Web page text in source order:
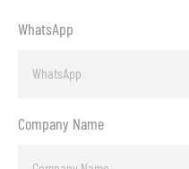
WhatsApp
Company Name